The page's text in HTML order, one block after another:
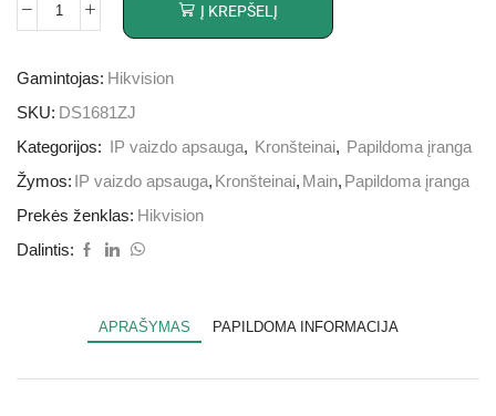
Į KREPŠELĮ
Gamintojas: Hikvision
SKU: DS1681ZJ
Kategorijos:
IP vaizdo apsauga, Kronšteinai, Papildoma įranga
Žymos: IP vaizdo apsauga, Kronšteinai, Main, Papildoma įranga
Prekės ženklas: Hikvision
Dalintis:
APRAŠYMAS PAPILDOMA INFORMACIJA